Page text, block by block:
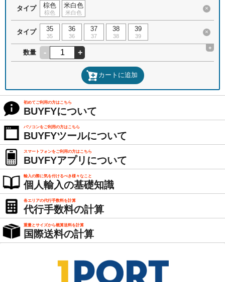
タイプ 棕色
棕色
米白色
米白色
×
タイプ 35
35
36
36
37
37
38
38
39
39
×
数量 - +
+
カートに追加
初めてご利用の方はこちら
BUYFYについて
パソコンをご利用の方はこちら
BUYFYツールについて
スマートフォンをご利用の方はこちら
BUYFYアプリについて
輸入の際に気を付けるべき様々なこと
個人輸入の基礎知識
各エリアの代行手数料を計算
代行手数料の計算
重量とサイズから概算送料を計算
国際送料の計算